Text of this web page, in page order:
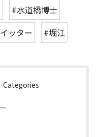
#水道橋博士
ッター #堀江
Categories